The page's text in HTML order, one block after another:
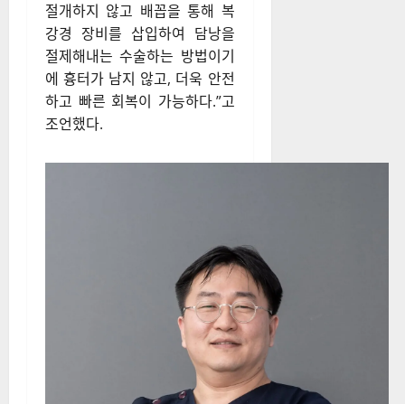
절개하지 않고 배꼽을 통해 복
강경 장비를 삽입하여 담낭을
절제해내는 수술하는 방법이기
에 흉터가 남지 않고, 더욱 안전
하고 빠른 회복이 가능하다.”고
조언했다.​